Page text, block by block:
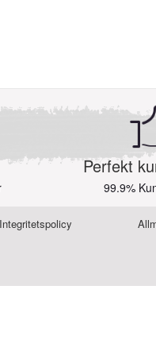
Perfekt
99.9%
Integritetspolicy